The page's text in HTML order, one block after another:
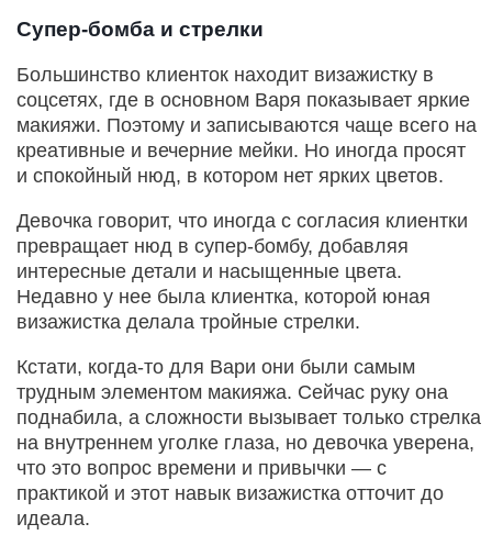
Супер-бомба и стрелки
Большинство клиенток находит визажистку в
соцсетях, где в основном Варя показывает яркие
макияжи. Поэтому и записываются чаще всего на
креативные и вечерние мейки. Но иногда просят
и спокойный нюд, в котором нет ярких цветов.
Девочка говорит, что иногда с согласия клиентки
превращает нюд в супер-бомбу, добавляя
интересные детали и насыщенные цвета.
Недавно у нее была клиентка, которой юная
визажистка делала тройные стрелки.
Кстати, когда-то для Вари они были самым
трудным элементом макияжа. Сейчас руку она
поднабила, а сложности вызывает только стрелка
на внутреннем уголке глаза, но девочка уверена,
что это вопрос времени и привычки — с
практикой и этот навык визажистка отточит до
идеала.